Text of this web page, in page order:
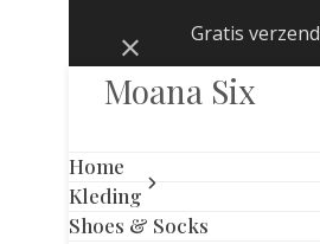
Gratis
Negeren
Moana Six
Home
Kleding
Shoes & Socks